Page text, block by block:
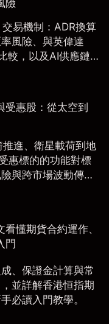
險
易機制：ADR換算
風險、與英偉達
較，以及AI供應鏈
考。
受惠股：從太空到
進、衛星載荷到地
惠標的的功能對標
與跨市場波動傳
懂期貨合約運作、
門
、保證金計算與常
並詳解香港恒指期
必讀入門教學。